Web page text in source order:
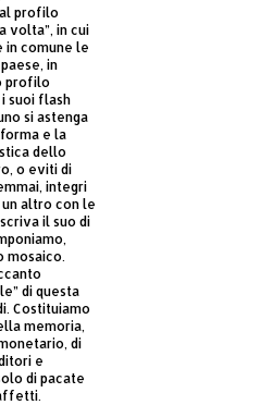
profilo
volta”, in cui
comune le
in
profilo
suoi flash
si astenga
e la
dello
o eviti di
integri
altro con le
il suo di
mosaico.
di questa
Costituiamo
memoria,
di
e
di pacate